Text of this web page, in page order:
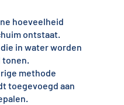
hoeveelheid
ontstaat.
in water worden
tonen.
methode
toegevoegd aan